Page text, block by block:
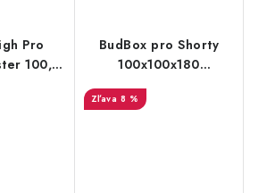
Pro
100,
BudBox pro Shorty
100x100x180
strieborný - rastové
stan
8 %